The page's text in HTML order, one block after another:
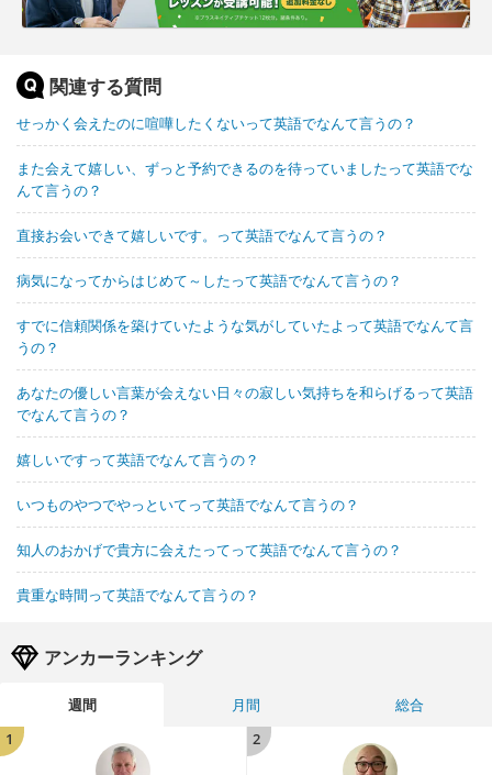
関連する質問
せっかく会えたのに喧嘩したくないって英語でなんて言うの？
また会えて嬉しい、ずっと予約できるのを待っていましたって英語でな
んて言うの？
直接お会いできて嬉しいです。って英語でなんて言うの？
病気になってからはじめて～したって英語でなんて言うの？
すでに信頼関係を築けていたような気がしていたよって英語でなんて言
うの？
あなたの優しい言葉が会えない日々の寂しい気持ちを和らげるって英語
でなんて言うの？
嬉しいですって英語でなんて言うの？
いつものやつでやっといてって英語でなんて言うの？
知人のおかげで貴方に会えたってって英語でなんて言うの？
貴重な時間って英語でなんて言うの？
アンカーランキング
週間 月間
総合
1
2